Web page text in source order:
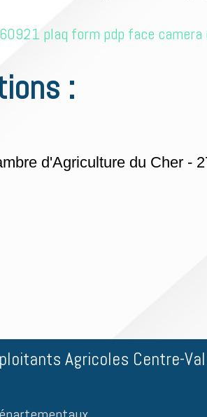
plaq form pdp face camera
:
d'Agriculture du Cher -
Agricoles Centre-